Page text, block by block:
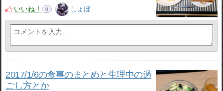
いいね！
0 しょぼ
2017/1/6の食事のまとめと生理中の過
ごし方とか